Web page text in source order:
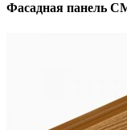
Фасадная панель